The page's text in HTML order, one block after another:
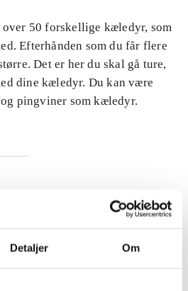
Detaljer Om
50 forskellige kæledyr, som
Efterhånden som du får flere
Det er her du skal gå ture,
dine kæledyr. Du kan være
pingviner som kæledyr.